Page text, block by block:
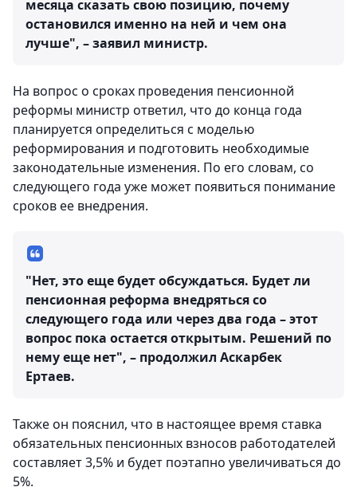
месяца сказать свою позицию, почему
остановился именно на ней и чем она
лучше", – заявил министр.
На вопрос о сроках проведения пенсионной
реформы министр ответил, что до конца года
планируется определиться с моделью
реформирования и подготовить необходимые
законодательные изменения. По его словам, со
следующего года уже может появиться понимание
сроков ее внедрения.
"Нет, это еще будет обсуждаться. Будет ли
пенсионная реформа внедряться со
следующего года или через два года – этот
вопрос пока остается открытым. Решений по
нему еще нет", – продолжил Аскарбек
Ертаев.
Также он пояснил, что в настоящее время ставка
обязательных пенсионных взносов работодателей
составляет 3,5% и будет поэтапно увеличиваться до
5%.